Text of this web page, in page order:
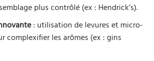
plus contrôlé (ex : Hendrick’s).
: utilisation de levures et micro-
complexifier les arômes (ex : gins